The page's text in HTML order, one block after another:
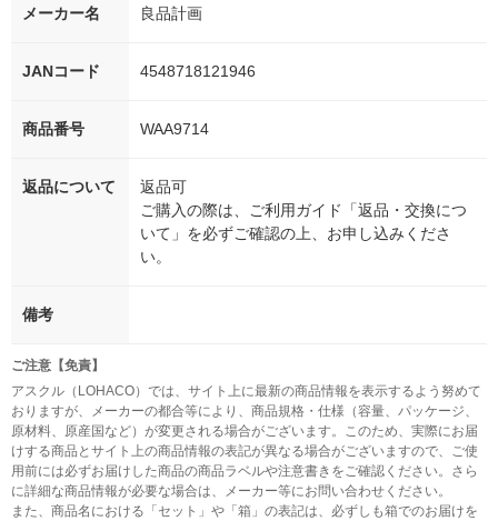
メーカー名 良品計画
JANコード 4548718121946
商品番号 WAA9714
返品について
返品可
ご購入の際は、ご利用ガイド「返品・交換につ
いて」を必ずご確認の上、お申し込みくださ
い。
備考
ご注意【免責】
アスクル（LOHACO）では、サイト上に最新の商品情報を表示するよう努めて
おりますが、メーカーの都合等により、商品規格・仕様（容量、パッケージ、
原材料、原産国など）が変更される場合がございます。このため、実際にお届
けする商品とサイト上の商品情報の表記が異なる場合がございますので、ご使
用前には必ずお届けした商品の商品ラベルや注意書きをご確認ください。さら
に詳細な商品情報が必要な場合は、メーカー等にお問い合わせください。
また、商品名における「セット」や「箱」の表記は、必ずしも箱でのお届けを